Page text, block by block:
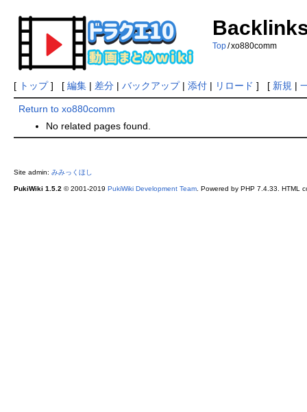
Top /xo880comm
[ トップ] [ 編集| 差分| バックアップ| 添付| リロード ] [ 新規 |
Return to xo880comm
No related pages found.
Site admin: みみっくほし
PukiWiki 1.5.2 © 2001-2019 PukiWiki Development Team. Powered by PHP 7.4.33. HTML